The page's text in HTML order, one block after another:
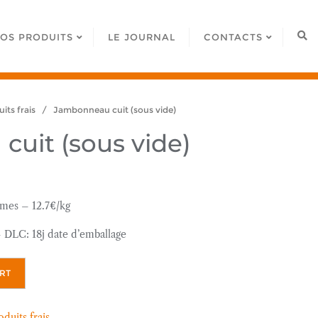
PRODUITS LE JOURNAL CONTACTS
frais / Jambonneau cuit (sous vide)
(sous vide)
– 12.7€/kg
18j date d’emballage